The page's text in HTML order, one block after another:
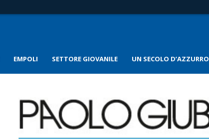
EMPOLI SETTORE GIOVANILE UN SECOLO D’AZZURRO